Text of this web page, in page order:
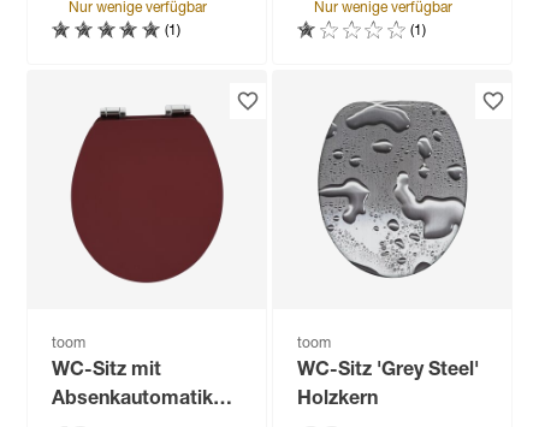
Nur wenige verfügbar
(1)
Nur wenige verfügbar
(1)
toom
WC-Sitz mit
Absenkautomatik
toom
WC-Sitz 'Grey Steel'
Holzkern